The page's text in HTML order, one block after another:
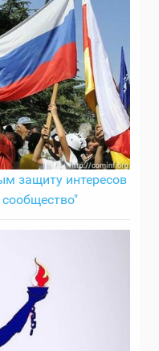
защиту интересов